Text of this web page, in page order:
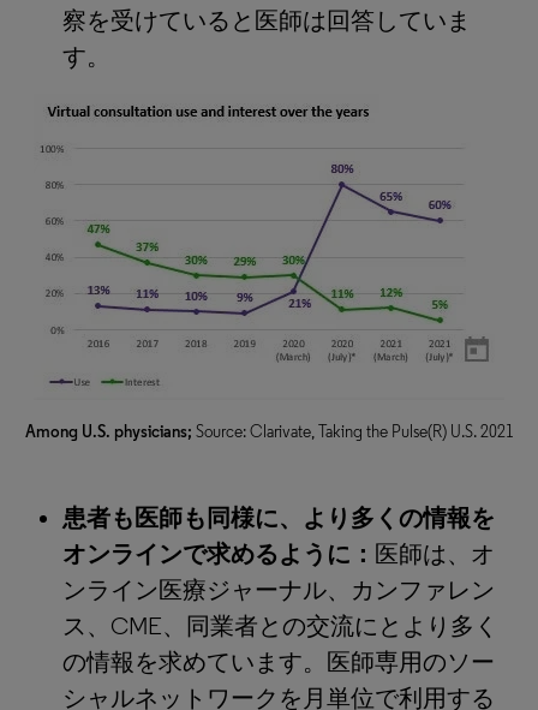
察を受けていると医師は回答していま
す。
Among U.S. physicians; Source: Clarivate, Taking the Pulse(R) U.S. 2021
患者も医師も同様に、より多くの情報を
オンラインで求めるように： 医師は、オ
ンライン医療ジャーナル、カンファレン
ス、CME、同業者との交流にとより多く
の情報を求めています。医師専用のソー
シャルネットワークを月単位で利用する